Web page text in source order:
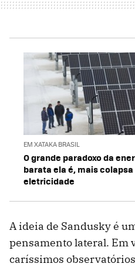
EM XATAKA BRASIL
O grande paradoxo da
barata ela é, mais
eletricidade
A ideia de Sandusky é
pensamento lateral. Em
caríssimos